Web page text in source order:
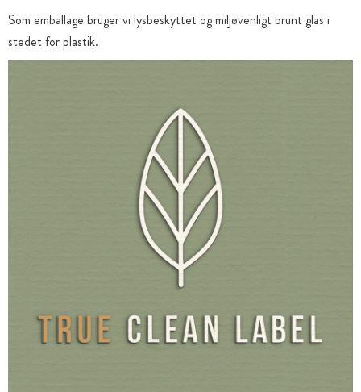
Som emballage bruger vi lysbeskyttet og miljøvenligt brunt glas i
stedet for plastik.